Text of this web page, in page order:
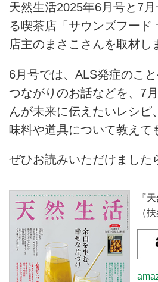
天然生活2025年6月号と7
る喫茶店「サウンズフード
店主のまさこさんを取材し
6月号では、ALS発症のこ
つながりのお話などを、7
んが未来に伝えたいレシピ
味料や道具について教えて
ぜひお読みいただけました
『
（